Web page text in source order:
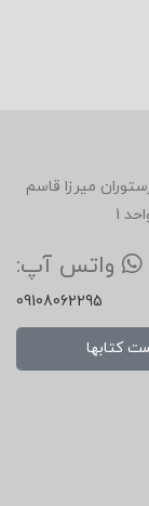
روبروی رستوران میرزا قاسم
1
واتس آپ:
09108062295
کتابها